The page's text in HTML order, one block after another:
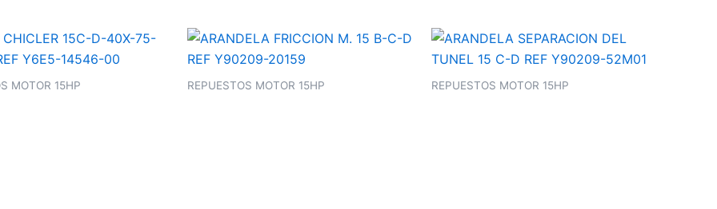
MOTOR 15HP REPUESTOS MOTOR 15HP REPUESTOS MOTOR 15HP